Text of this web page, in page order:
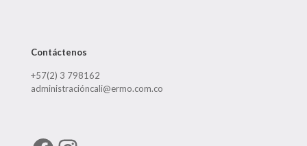
Contáctenos
+57(2) 3 798162
administracióncali@ermo.com.co